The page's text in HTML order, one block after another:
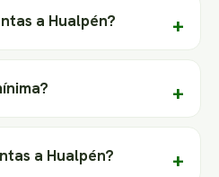
a Hualpén?
a Hualpén?